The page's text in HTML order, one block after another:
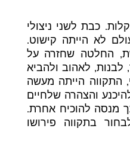
כבת לשני ניצולי
לא הייתה קישוט.
החלטה שחזרה על
לאהוב ולהביא
התקווה הייתה מעשה
והצהרה שלחיים
מנסה להוכיח אחרת.
בתקווה פירושו